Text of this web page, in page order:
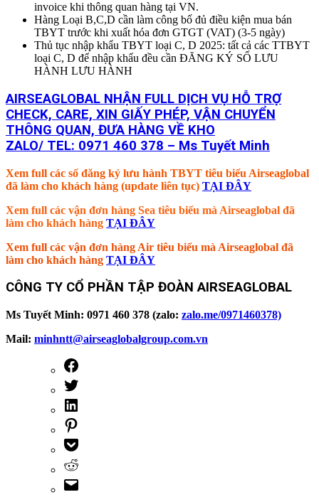
invoice khi thông quan hàng tại VN.
Hàng Loại B,C,D cần làm công bố đủ điều kiện mua bán
TBYT trước khi xuất hóa đơn GTGT (VAT) (3-5 ngày)
Thủ tục nhập khẩu TBYT loại C, D 2025: tất cả các TTBYT
loại C, D để nhập khẩu đều cần ĐĂNG KÝ SỐ LƯU
HÀNH LƯU HÀNH
AIRSEAGLOBAL NHẬN FULL DỊCH VỤ HỖ TRỢ
CHECK, CARE, XIN GIẤY PHÉP, VẬN CHUYỂN
THÔNG QUAN, ĐƯA HÀNG VỀ KHO
ZALO/ TEL: 0971 460 378 – Ms Tuyết Minh
Xem full các số đăng ký lưu hành TBYT tiêu biểu Airseaglobal
đã làm cho khách hàng (update liên tục) TẠI ĐÂY
Xem full các vận đơn hàng Sea tiêu biểu mà Airseaglobal đã
làm cho khách hàng TẠI ĐÂY
Xem full các vận đơn hàng Air tiêu biểu mà Airseaglobal đã
làm cho khách hàng TẠI ĐÂY
CÔNG TY CỔ PHẦN TẬP ĐOÀN AIRSEAGLOBAL
Ms Tuyết Minh: 0971 460 378 (zalo: zalo.me/0971460378)
Mail: minhntt@airseaglobalgroup.com.vn